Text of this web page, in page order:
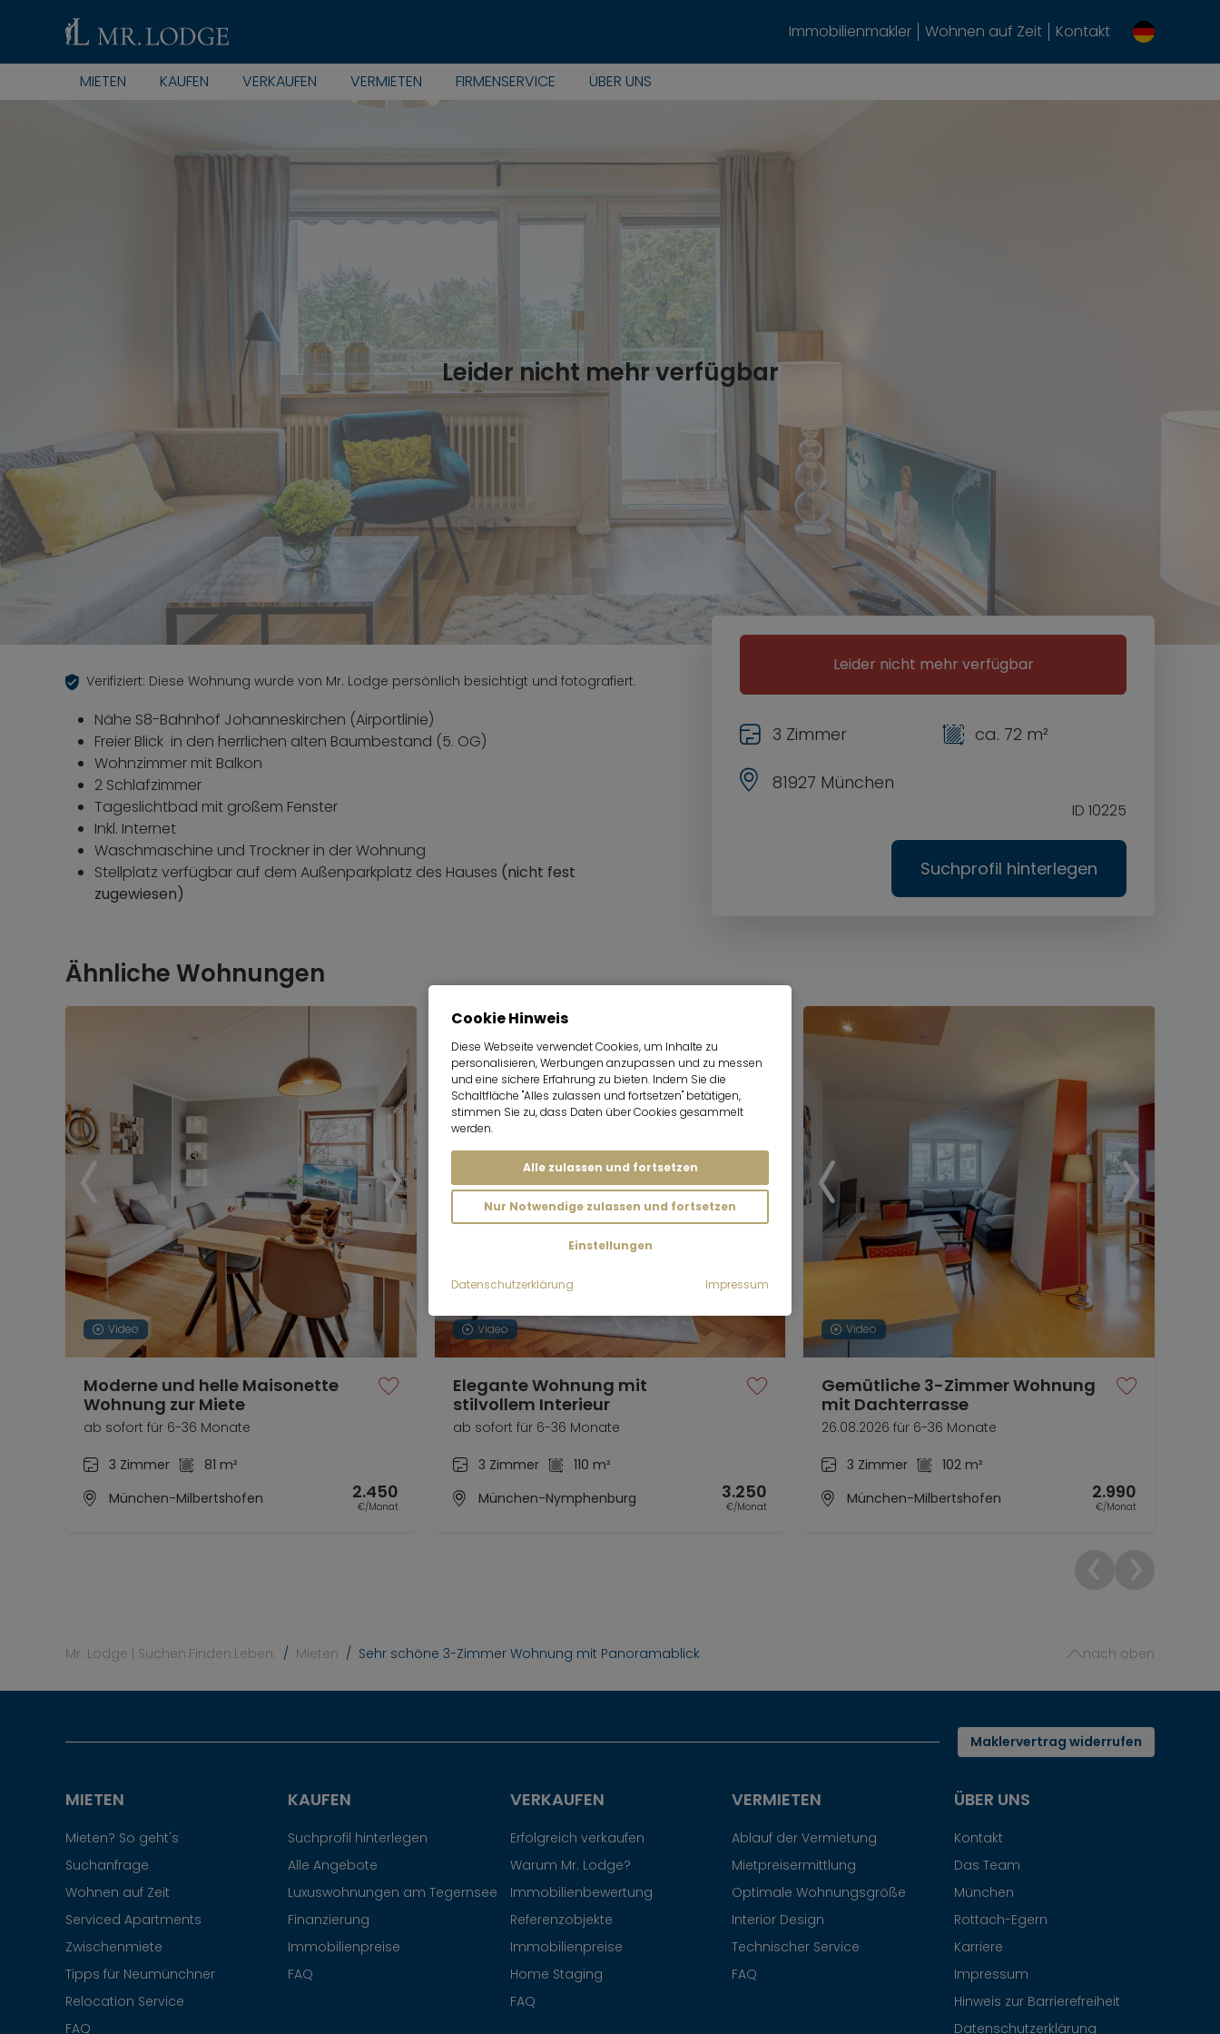
Immobilienmakler Wohnen auf Zeit Kontakt
MIETEN KAUFEN VERKAUFEN VERMIETEN FIRMENSERVICE ÜBER UNS
Leider nicht mehr verfügbar
Leider nicht mehr verfügbar
81927 München
ID 10225
3 Zimmer ca. 72 m²
Suchprofil hinterlegen
Verifiziert: Diese Wohnung wurde von Mr. Lodge persönlich besichtigt und fotografiert.
Nähe S8-Bahnhof Johanneskirchen (Airportlinie)
Freier Blick in den herrlichen alten Baumbestand (5. OG)
Wohnzimmer mit Balkon
2 Schlafzimmer
Tageslichtbad mit großem Fenster
Inkl. Internet
Waschmaschine und Trockner in der Wohnung
Stellplatz verfügbar auf dem Außenparkplatz des Hauses (nicht fest
zugewiesen)
Ähnliche Wohnungen
Video
Moderne und helle Maisonette
Wohnung zur Miete
ab sofort für 6-36 Monate
3 Zimmer
81 m²
München-Milbertshofen
2.450
€/Monat
Video
Elegante Wohnung mit
stilvollem Interieur
ab sofort für 6-36 Monate
3 Zimmer
110 m²
München-Nymphenburg
3.250
€/Monat
Video
Gemütliche 3-Zimmer Wohnung
mit Dachterrasse
26.08.2026 für 6-36 Monate
3 Zimmer
102 m²
München-Milbertshofen
2.990
€/Monat
Mr. Lodge | Suchen.Finden.Leben. Mieten Sehr schöne 3-Zimmer Wohnung mit Panoramablick nach oben
Maklervertrag widerrufen
MIETEN
Mieten? So geht's
Suchanfrage
Wohnen auf Zeit
Serviced Apartments
Zwischenmiete
Tipps für Neumünchner
Relocation Service
FAQ
KAUFEN
Suchprofil hinterlegen
Alle Angebote
Luxuswohnungen am Tegernsee
Finanzierung
Immobilienpreise
FAQ
VERKAUFEN
Erfolgreich verkaufen
Warum Mr. Lodge?
Immobilienbewertung
Referenzobjekte
Immobilienpreise
Home Staging
FAQ
VERMIETEN
Ablauf der Vermietung
Mietpreisermittlung
Optimale Wohnungsgröße
Interior Design
Technischer Service
FAQ
ÜBER UNS
Kontakt
Das Team
München
Rottach-Egern
Karriere
Impressum
Hinweis zur Barrierefreiheit
Datenschutzerklärung
Cookie Hinweis
Diese Webseite verwendet Cookies, um Inhalte zu
personalisieren, Werbungen anzupassen und zu messen
und eine sichere Erfahrung zu bieten. Indem Sie die
Schaltfläche "Alles zulassen und fortsetzen" betätigen,
stimmen Sie zu, dass Daten über Cookies gesammelt
werden.
Alle zulassen und fortsetzen
Nur Notwendige zulassen und fortsetzen
Einstellungen
Datenschutzerklärung Impressum